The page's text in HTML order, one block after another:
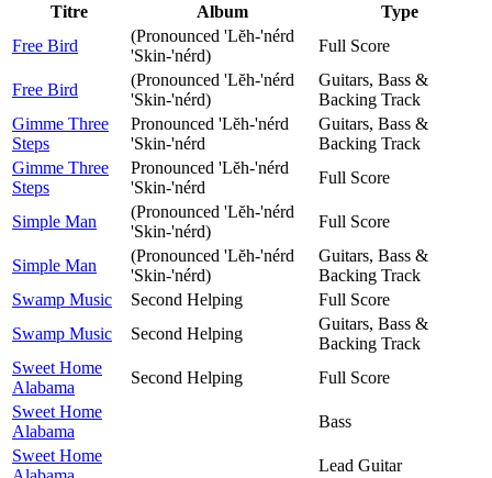
Titre Album
Type
Free Bird
(Pronounced 'Lĕh-'nérd
'Skin-'nérd)
Full Score
Free Bird
(Pronounced 'Lĕh-'nérd
'Skin-'nérd)
Guitars, Bass &
Backing Track
Gimme Three
Steps
Pronounced 'Lĕh-'nérd
'Skin-'nérd
Guitars, Bass &
Backing Track
Gimme Three
Steps
Pronounced 'Lĕh-'nérd
'Skin-'nérd
Full Score
Simple Man
(Pronounced 'Lĕh-'nérd
'Skin-'nérd)
Full Score
Simple Man
(Pronounced 'Lĕh-'nérd
'Skin-'nérd)
Guitars, Bass &
Backing Track
Swamp Music
Second Helping
Full Score
Swamp Music
Second Helping
Guitars, Bass &
Backing Track
Sweet Home
Alabama
Second Helping
Full Score
Sweet Home
Alabama
Bass
Sweet Home
Lead Guitar